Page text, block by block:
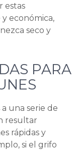
estas
económica,
seco y
PARA
una serie de
resultar
rápidas y
si el grifo